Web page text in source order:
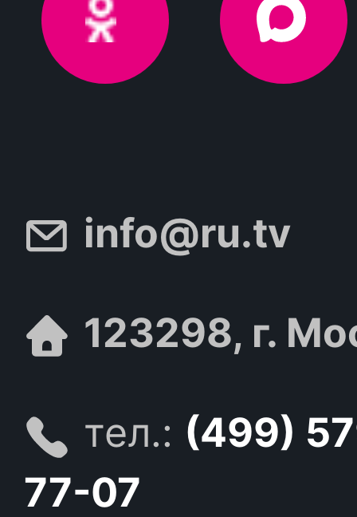
info@ru.tv
123298, г.
тел.: (499)
77-07